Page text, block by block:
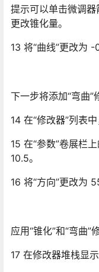
提示可以单击微调
更改锥化量。
13 将“曲线”更改为 -
下一步将添加“弯曲”
14 在“修改器”列表中
15 在“参数”卷展栏
10.5。
16 将“方向”更改为
应用“锥化”和“弯曲”
17 在修改器堆栈显示